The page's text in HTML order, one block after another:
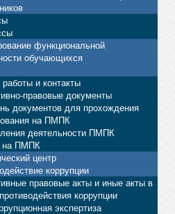
функциональной
обучающихся
и контакты
правовые документы
документов для прохождения
на ПМПК
деятельности ПМПК
на ПМПК
центр
коррупции
правовые акты и иные акты в
коррупции
экспертиза